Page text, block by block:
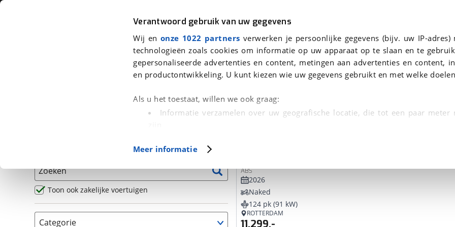
Verantwoord gebruik van uw gegevens
Wij en onze 1022 partners verwerken je persoonlijke gegevens (bijv. uw IP-adres)
technologieën zoals cookies om informatie op uw apparaat op te slaan en te
gepersonaliseerde advertenties en content, metingen aan advertenties en content,
en productontwikkeling. U kunt kiezen wie uw gegevens gebruikt en met welke
Als u het toestaat, willen we ook graag:
Informatie verzamelen over uw geografische locatie, die tot een paar meter
(fingerprinting)
in. U kunt uw toestemming op elk moment wijzigen of
Cookieverklaring.
Met cookies en vergelijkbare technieken zorgen we voor een betere en meer
Functionele cookies zorgen ervoor dat de website goed werkt. Ook gebruiken we
Meer informatie
Auto Fiets Motor
Naked
We hebben 136 motoren voor je gevonden
Zoeken
Toon ook zakelijke voertuigen
Categorie
ABS
2026
Naked
124 pk (91 kW)
ROTTERDAM
11.299,-